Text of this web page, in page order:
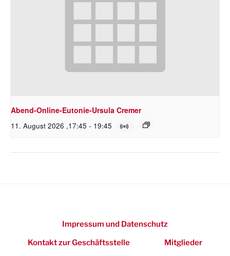
Abend-Online-Eutonie-Ursula Cremer
11. August 2026 ,17:45 - 19:45
Impressum und Datenschutz
Kontakt zur Geschäftsstelle
Mitglieder